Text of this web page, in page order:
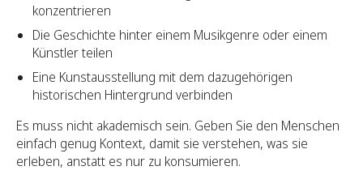
konzentrieren
Die Geschichte hinter einem Musikgenre oder einem
Künstler teilen
Eine Kunstausstellung mit dem dazugehörigen
historischen Hintergrund verbinden
Es muss nicht akademisch sein. Geben Sie den Menschen
einfach genug Kontext, damit sie verstehen, was sie
erleben, anstatt es nur zu konsumieren.